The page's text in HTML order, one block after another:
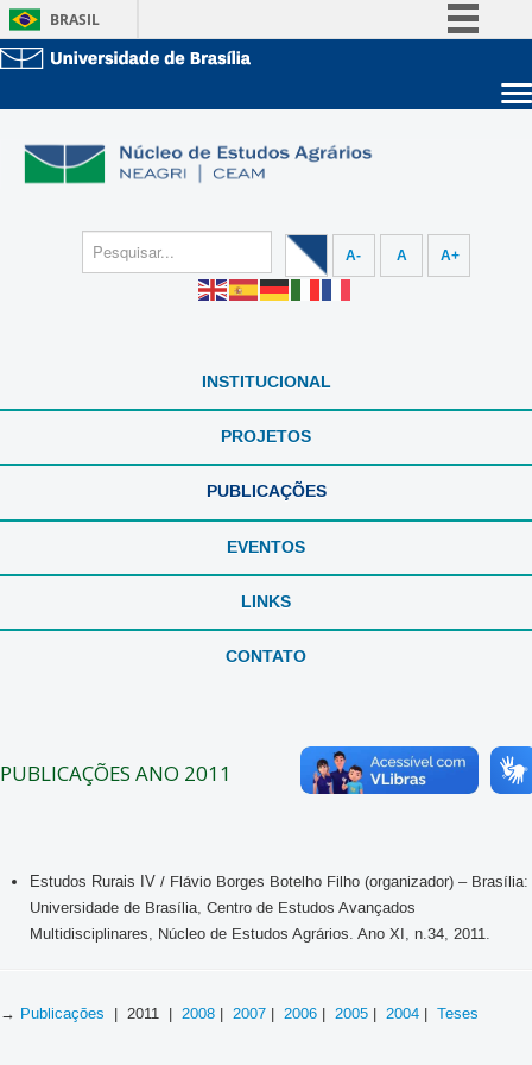
BRASIL
Canais
Unidades acadêmicas
Administração
A- A A+
INSTITUCIONAL
PROJETOS
PUBLICAÇÕES
EVENTOS
LINKS
CONTATO
PUBLICAÇÕES ANO 2011
Estudos Rurais IV / Flávio Borges Botelho Filho (organizador) – Brasília:
Universidade de Brasília, Centro de Estudos Avançados
Multidisciplinares, Núcleo de Estudos Agrários. Ano XI, n.34, 2011.
→ Publicações | 2011 | 2008 | 2007 | 2006 | 2005 | 2004 | Teses